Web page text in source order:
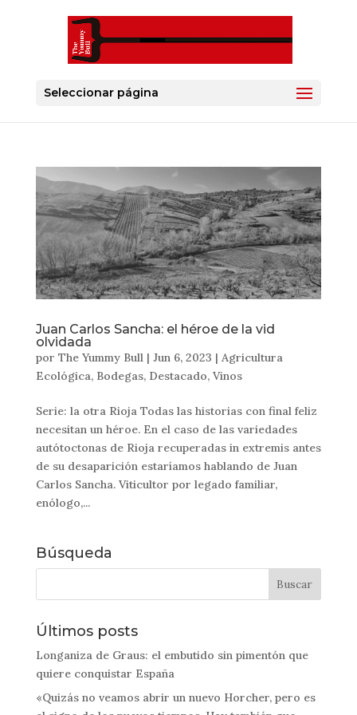
Seleccionar página
Juan Carlos Sancha: el héroe de la vid
olvidada
por The Yummy Bull| Jun 6, 2023 | Agricultura
Ecológica, Bodegas, Destacado, Vinos
Serie: la otra Rioja Todas las historias con final feliz
necesitan un héroe. En el caso de las variedades
autótoctonas de Rioja recuperadas in extremis antes
de su desaparición estaríamos hablando de Juan
Carlos Sancha. Viticultor por legado familiar,
enólogo,...
Búsqueda
Últimos posts
Longaniza de Graus: el embutido sin pimentón que
quiere conquistar España
«Quizás no veamos abrir un nuevo Horcher, pero es